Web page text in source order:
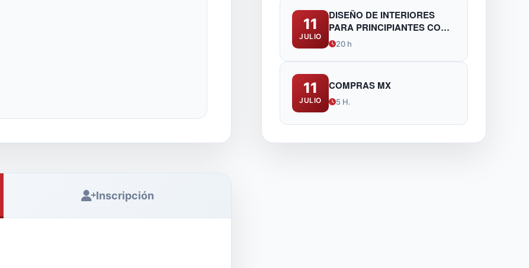
Inscripción
11
JULIO
DISEÑO DE INTERIORES
PARA PRINCIPIANTES CON
IA20 h
11
JULIO
COMPRAS MX
5 H.